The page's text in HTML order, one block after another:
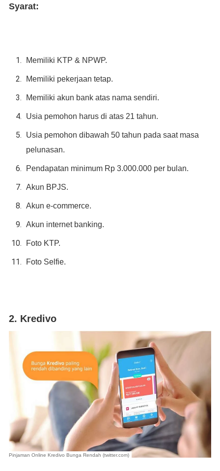
Syarat:
Memiliki KTP & NPWP.
Memiliki pekerjaan tetap.
Memiliki akun bank atas nama sendiri.
Usia pemohon harus di atas 21 tahun.
Usia pemohon dibawah 50 tahun pada saat masa
pelunasan.
Pendapatan minimum Rp 3.000.000 per bulan.
Akun BPJS.
Akun e-commerce.
Akun internet banking.
Foto KTP.
Foto Selfie.
2. Kredivo
Pinjaman Online Kredivo Bunga Rendah (twitter.com)